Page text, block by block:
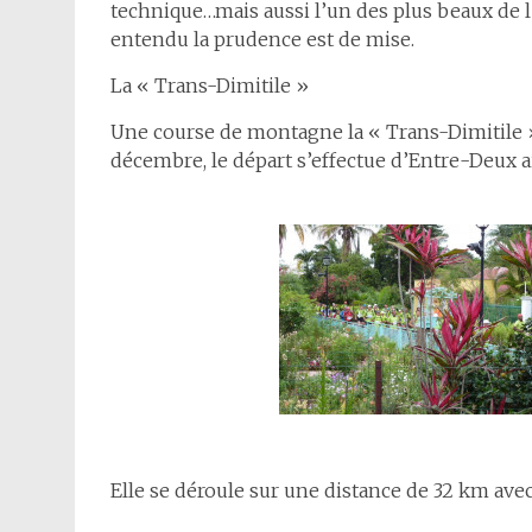
technique…mais aussi l’un des plus beaux
entendu la prudence est de mise.
La « Trans-Dimitile »
Une course de montagne la « Trans-Dimitile
décembre, le départ s’effectue d’Entre-Deux
Elle se déroule sur une distance de 32 km